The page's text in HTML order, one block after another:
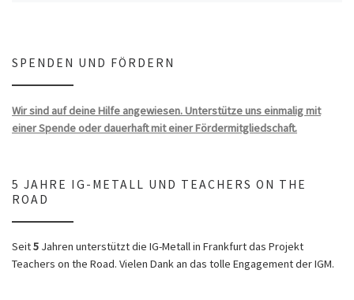
SPENDEN UND FÖRDERN
Wir sind auf deine Hilfe angewiesen. Unterstütze uns einmalig mit
einer Spende oder dauerhaft mit einer Fördermitgliedschaft.
5 JAHRE IG-METALL UND TEACHERS ON THE
ROAD
Seit5 Jahren unterstützt die IG-Metall in Frankfurt das Projekt
Teachers on the Road. Vielen Dank an das tolle Engagement der IGM.